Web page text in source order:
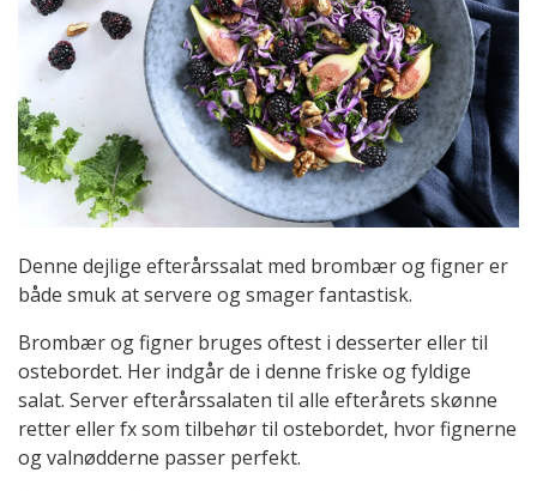
Denne dejlige efterårssalat med brombær og figner er
både smuk at servere og smager fantastisk.
Brombær og figner bruges oftest i desserter eller til
ostebordet. Her indgår de i denne friske og fyldige
salat. Server efterårssalaten til alle efterårets skønne
retter eller fx som tilbehør til ostebordet, hvor fignerne
og valnødderne passer perfekt.